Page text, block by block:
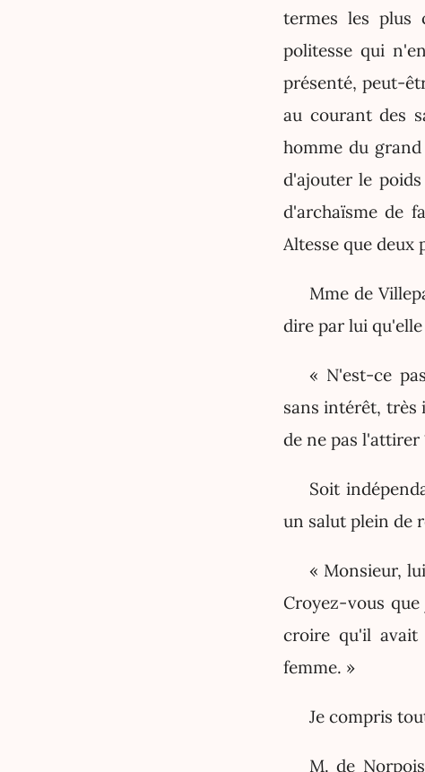
termes les plus
politesse qui
présenté, peut-
au courant des
homme du
d'ajouter le
d'archaïsme de
Altesse que deux
Mme de
dire par lui
« N'est-ce
sans intérêt, très
de ne pas l'attirer
Soit
un salut plein de
« Monsieur,
Croyez-vous
croire qu'il avait
femme. »
Je compris
M. de